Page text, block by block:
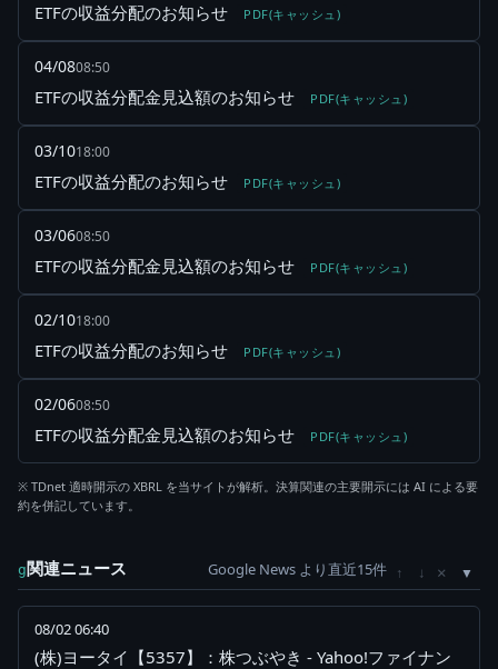
ETFの収益分配のお知らせ PDF(キャッシュ)
04/0808:50
ETFの収益分配金見込額のお知らせ PDF(キャッシュ)
03/1018:00
ETFの収益分配のお知らせ PDF(キャッシュ)
03/0608:50
ETFの収益分配金見込額のお知らせ PDF(キャッシュ)
02/1018:00
ETFの収益分配のお知らせ PDF(キャッシュ)
02/0608:50
ETFの収益分配金見込額のお知らせ PDF(キャッシュ)
※ TDnet 適時開示の XBRL を当サイトが解析。決算関連の主要開示には AI による要
約を併記しています。
g関連ニュース Google News より直近15件 ↑ ↓ ×
08/02 06:40
(株)ヨータイ【5357】：株つぶやき - Yahoo!ファイナン